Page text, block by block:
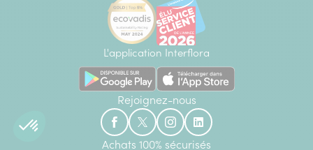
L'application Interflora
Rejoignez-nous
Achats 100% sécurisés